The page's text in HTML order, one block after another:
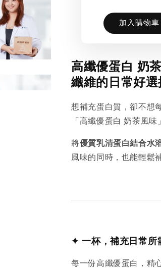
加入購物車
高纖優蛋白 奶
纖維的日常好選
想補充蛋白質，卻不想
「高纖優蛋白 奶茶風
將優質乳清蛋白結合水
風味的同時，也能輕鬆
✦ 一杯，補充日常所
每一份高纖優蛋白，精